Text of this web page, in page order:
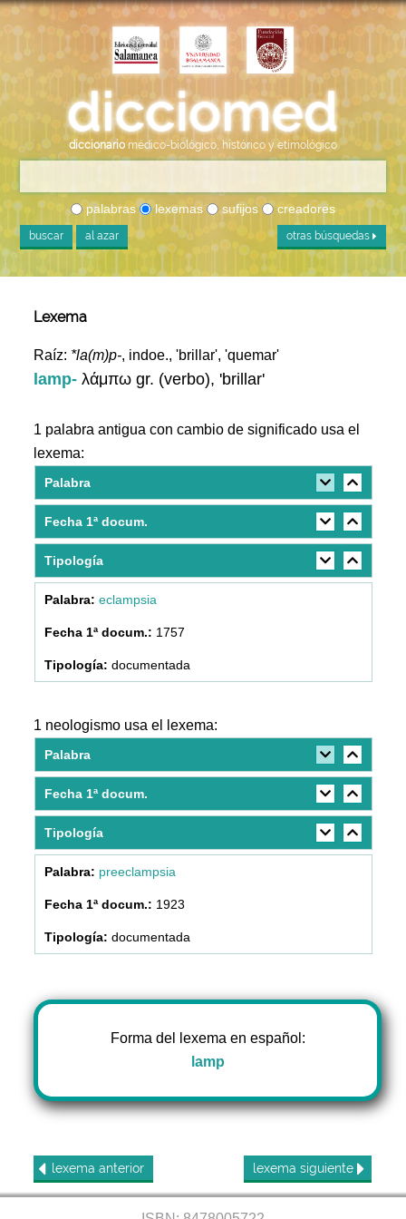
diccionario médico-biológico, histórico y etimológico
palabras lexemas sufijos creadores
buscar al azar otras búsquedas
Lexema
Raíz: *la(m)p-, indoe., 'brillar', 'quemar'
lamp-λάμπω gr. (verbo), 'brillar'
1 palabra antigua con cambio de significado usa el
lexema:
Palabra
Fecha 1ª docum.
Tipología
eclampsia
1757
documentada
1 neologismo usa el lexema:
Palabra
Fecha 1ª docum.
Tipología
preeclampsia
1923
documentada
Forma del lexema en español:
lamp
lexema anterior lexema siguiente